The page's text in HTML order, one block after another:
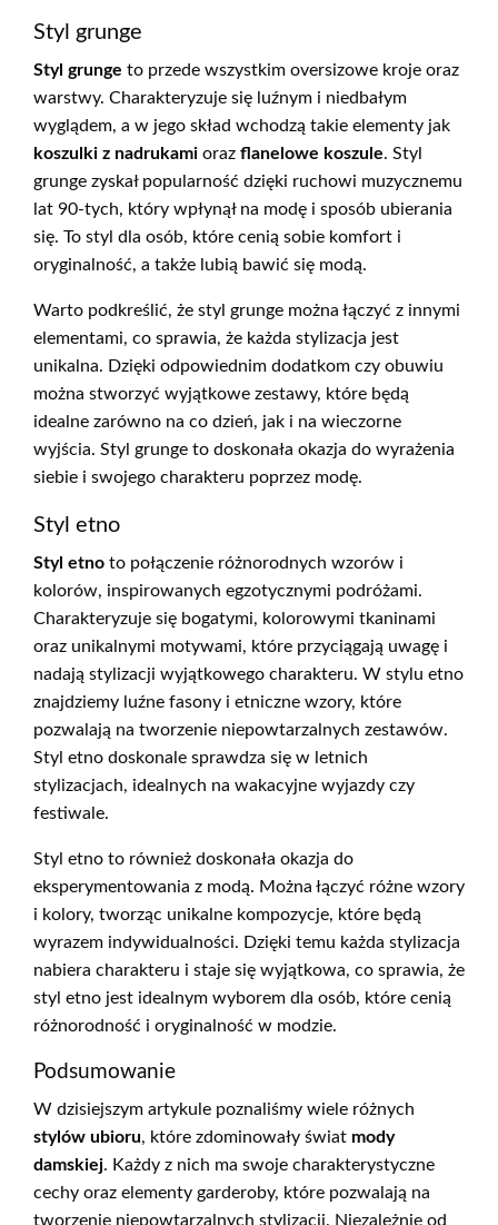
Styl grunge
Styl grunge to przede wszystkim oversizowe kroje oraz
warstwy. Charakteryzuje się luźnym i niedbałym
wyglądem, a w jego skład wchodzą takie elementy jak
koszulki z nadrukami oraz flanelowe koszule. Styl
grunge zyskał popularność dzięki ruchowi muzycznemu
lat 90-tych, który wpłynął na modę i sposób ubierania
się. To styl dla osób, które cenią sobie komfort i
oryginalność, a także lubią bawić się modą.
Warto podkreślić, że styl grunge można łączyć z innymi
elementami, co sprawia, że każda stylizacja jest
unikalna. Dzięki odpowiednim dodatkom czy obuwiu
można stworzyć wyjątkowe zestawy, które będą
idealne zarówno na co dzień, jak i na wieczorne
wyjścia. Styl grunge to doskonała okazja do wyrażenia
siebie i swojego charakteru poprzez modę.
Styl etno
Styl etno to połączenie różnorodnych wzorów i
kolorów, inspirowanych egzotycznymi podróżami.
Charakteryzuje się bogatymi, kolorowymi tkaninami
oraz unikalnymi motywami, które przyciągają uwagę i
nadają stylizacji wyjątkowego charakteru. W stylu etno
znajdziemy luźne fasony i etniczne wzory, które
pozwalają na tworzenie niepowtarzalnych zestawów.
Styl etno doskonale sprawdza się w letnich
stylizacjach, idealnych na wakacyjne wyjazdy czy
festiwale.
Styl etno to również doskonała okazja do
eksperymentowania z modą. Można łączyć różne wzory
i kolory, tworząc unikalne kompozycje, które będą
wyrazem indywidualności. Dzięki temu każda stylizacja
nabiera charakteru i staje się wyjątkowa, co sprawia, że
styl etno jest idealnym wyborem dla osób, które cenią
różnorodność i oryginalność w modzie.
Podsumowanie
W dzisiejszym artykule poznaliśmy wiele różnych
stylów ubioru, które zdominowały świat mody
damskiej. Każdy z nich ma swoje charakterystyczne
cechy oraz elementy garderoby, które pozwalają na
tworzenie niepowtarzalnych stylizacji. Niezależnie od